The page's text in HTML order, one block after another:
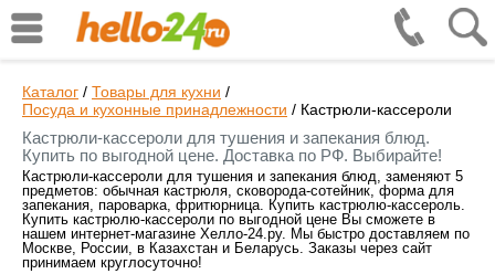
Каталог / Товары для кухни /
Посуда и кухонные принадлежности / Кастрюли-кассероли
Кастрюли-кассероли для тушения и запекания блюд.
Купить по выгодной цене. Доставка по РФ. Выбирайте!
Кастрюли-кассероли для тушения и запекания блюд, заменяют 5
предметов: обычная кастрюля, сковорода-сотейник, форма для
запекания, пароварка, фритюрница. Купить кастрюлю-кассероль.
Купить кастрюлю-кассероли по выгодной цене Вы сможете в
нашем интернет-магазине Хелло-24.ру. Мы быстро доставляем по
Москве, России, в Казахстан и Беларусь. Заказы через сайт
принимаем круглосуточно!